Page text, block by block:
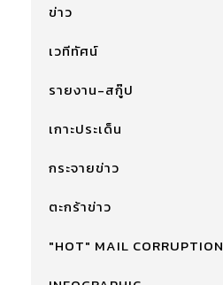
ข่าว
เวทีทัศน์
รายงาน-สกู๊ป
เกาะประเด็น
กระจายข่าว
ตะกร้าข่าว
"HOT" MAIL CORRUPTION